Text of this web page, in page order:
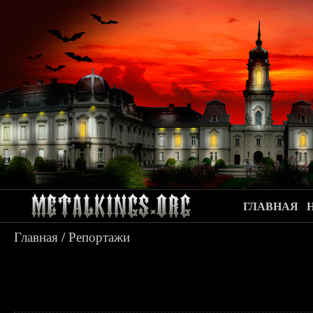
ГЛАВНАЯ
Главная /Репортажи